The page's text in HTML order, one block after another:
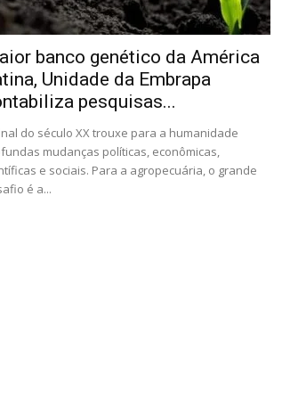
banco genético da América
Unidade da Embrapa
pesquisas...
do século XX trouxe para a humanidade
mudanças políticas, econômicas,
e sociais. Para a agropecuária, o grande
é a...